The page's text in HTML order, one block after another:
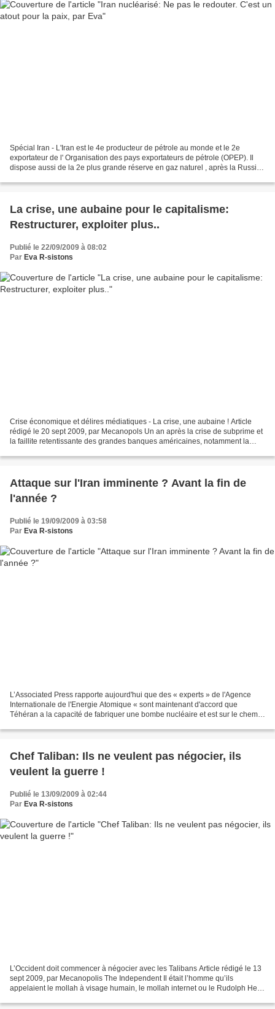
Spécial Iran - L'Iran est le 4e producteur de pétrole au monde et le 2e
exportateur de l' Organisation des pays exportateurs de pétrole (OPEP). Il
dispose aussi de la 2e plus grande réserve en gaz naturel , après la Russie,
La crise, une aubaine pour le capitalisme:
Restructurer, exploiter plus..
Publié le 22/09/2009 à 08:02
Par Eva R-sistons
Crise économique et délires médiatiques - La crise, une aubaine ! Article
rédigé le 20 sept 2009, par Mecanopols Un an après la crise de subprime et
la faillite retentissante des grandes banques américaines, notamment la
Attaque sur l'Iran imminente ? Avant la fin de
l'année ?
Publié le 19/09/2009 à 03:58
Par Eva R-sistons
L’Associated Press rapporte aujourd'hui que des « experts » de l'Agence
Internationale de l'Energie Atomique « sont maintenant d'accord que
Téhéran a la capacité de fabriquer une bombe nucléaire et est sur le chemin
Chef Taliban: Ils ne veulent pas négocier, ils
veulent la guerre !
Publié le 13/09/2009 à 02:44
Par Eva R-sistons
L’Occident doit commencer à négocier avec les Talibans Article rédigé le 13
sept 2009, par Mecanopolis The Independent Il était l’homme qu’ils
appelaient le mollah à visage humain, le mollah internet ou le Rudolph Hess